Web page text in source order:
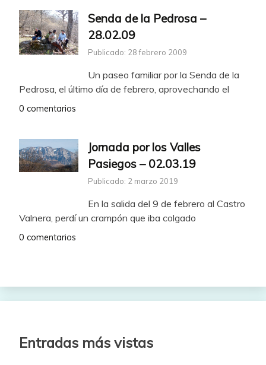
Senda de la Pedrosa –
28.02.09
Publicado: 28 febrero 2009
Un paseo familiar por la Senda de la
Pedrosa, el último día de febrero, aprovechando el
0 comentarios
Jornada por los Valles
Pasiegos – 02.03.19
Publicado: 2 marzo 2019
En la salida del 9 de febrero al Castro
Valnera, perdí un crampón que iba colgado
0 comentarios
Entradas más vistas